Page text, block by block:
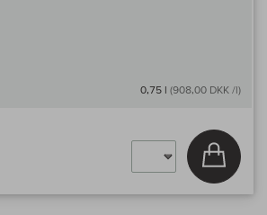
0,75 l (908,00 DKK /l)
Læg i